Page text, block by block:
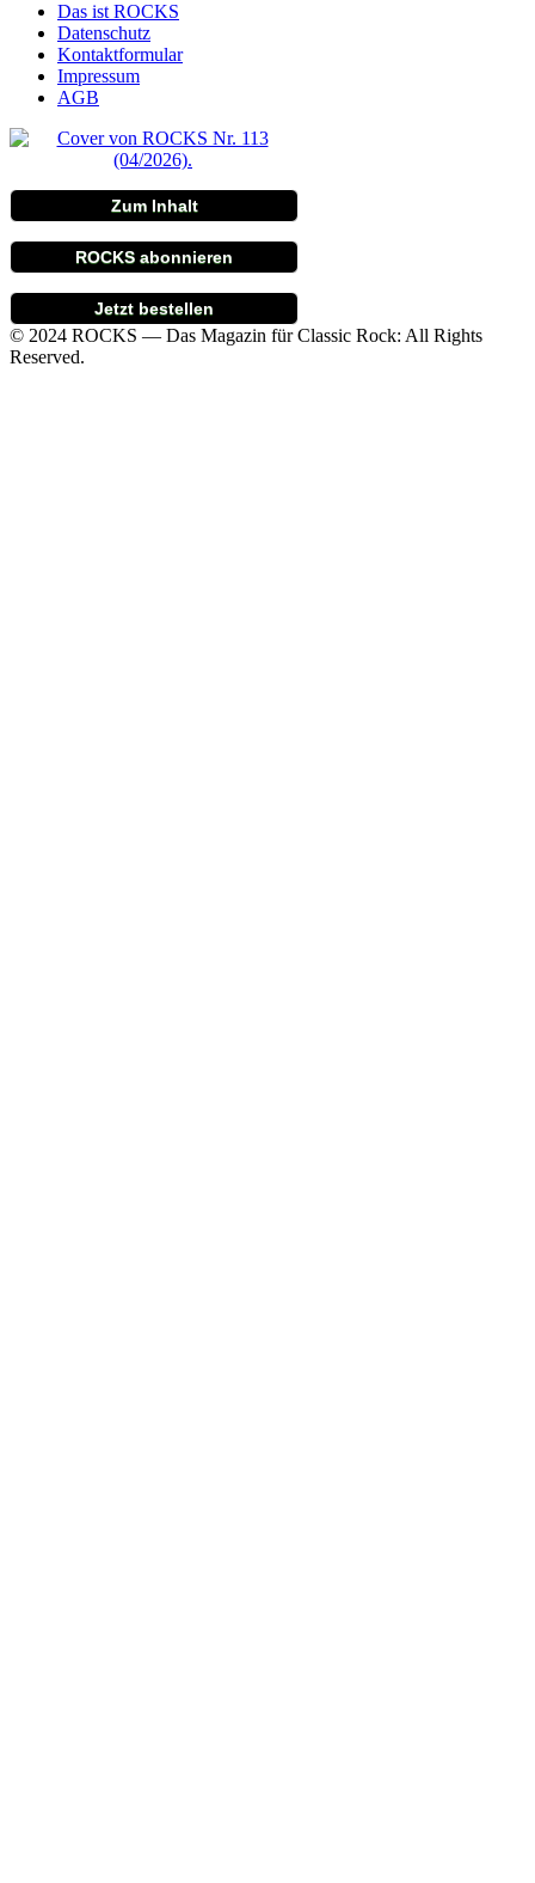
Das ist ROCKS
Datenschutz
Kontaktformular
Impressum
AGB
Zum Inhalt
ROCKS abonnieren
Jetzt bestellen
© 2024 ROCKS — Das Magazin für Classic Rock: All Rights
Reserved.